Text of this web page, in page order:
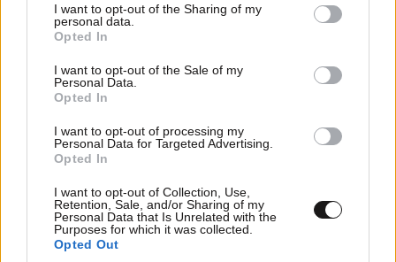
not limited to your visit or usage behaviour. You may click to
grant or deny consent to Google and its third-party tags to
use your data for below specified purposes in below Google
consent section.
I want to opt-out of the Sharing of my
personal data.
Opted In
I want to opt-out of the Sale of my
Personal Data.
Opted In
I want to opt-out of processing my
Personal Data for Targeted Advertising.
Opted In
I want to opt-out of Collection, Use,
Retention, Sale, and/or Sharing of my
Personal Data that Is Unrelated with the
Purposes for which it was collected.
Opted Out
και μάθετε πρώτοι όλες τις ειδήσεις